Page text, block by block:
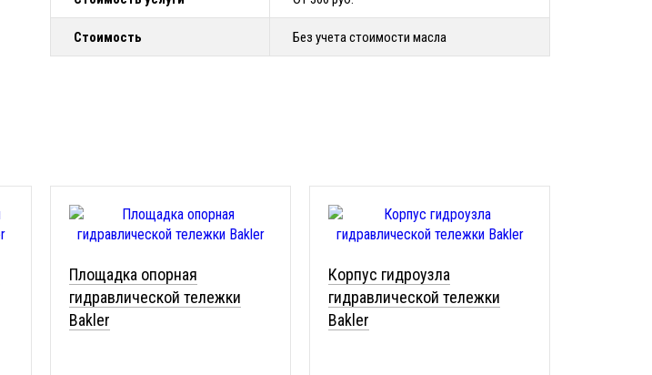
Стоимость Без учета стоимости масла
Площадка опорная
гидравлической тележки
Bakler
Корпус гидроузла
гидравлической тележки
Bakler